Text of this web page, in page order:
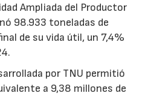
Ampliada del Productor
98.933 toneladas de
de su vida útil, un 7,4%
por TNU permitió
a 9,38 millones de